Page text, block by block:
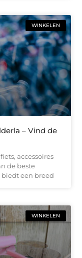
WINKELEN
– Vind de
accessoires
de beste
een breed
WINKELEN